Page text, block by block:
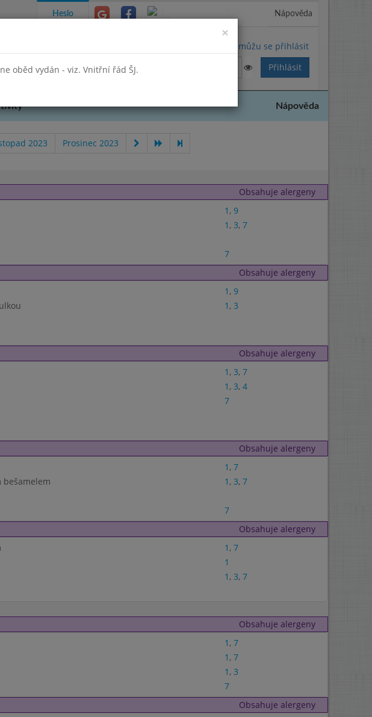
Heslo Nápověda
Nemůžu se přihlásit
Nápověda
2023 Prosinec 2023
Obsahuje alergeny
1 , 9
1 , 3, 7
7
Obsahuje alergeny
1 , 9
1 , 3
Obsahuje alergeny
1 , 3, 7
1 , 3, 4
7
Obsahuje alergeny
1 , 7
bešamelem 1 , 3, 7
7
Obsahuje alergeny
1 , 7
1
1 , 3, 7
Obsahuje alergeny
1 , 7
1 , 7
1 , 3
7
Obsahuje alergeny
×
oběd vydán - viz. Vnitřní řád ŠJ.